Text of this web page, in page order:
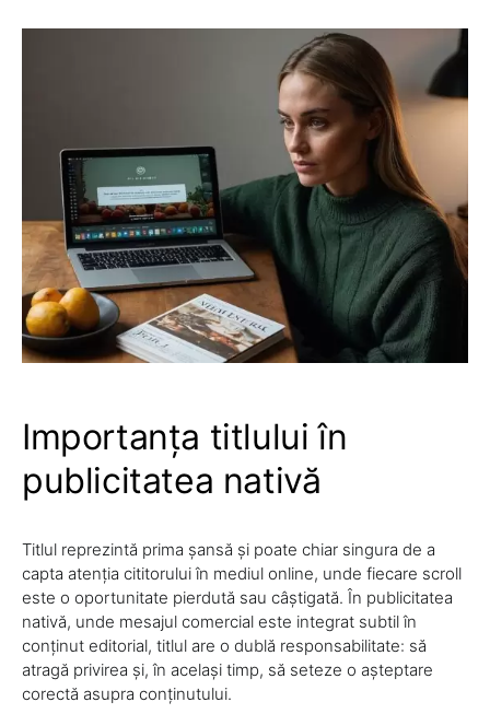
Importanța titlului în
publicitatea nativă
Titlul reprezintă prima șansă și poate chiar singura de a
capta atenția cititorului în mediul online, unde fiecare scroll
este o oportunitate pierdută sau câștigată. În publicitatea
nativă, unde mesajul comercial este integrat subtil în
conținut editorial, titlul are o dublă responsabilitate: să
atragă privirea și, în același timp, să seteze o așteptare
corectă asupra conținutului.